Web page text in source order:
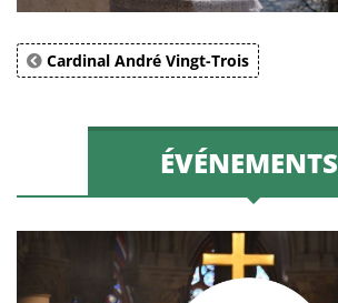
Cardinal André Vingt-Trois
ÉVÉNEMENTS